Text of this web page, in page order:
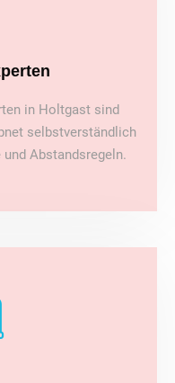
in Holtgast sind
selbstverständlich
Abstandsregeln.